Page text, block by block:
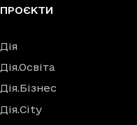
ПРОЄКТИ
Дія
Дія.Освіта
Дія.Бізнес
Дія.City